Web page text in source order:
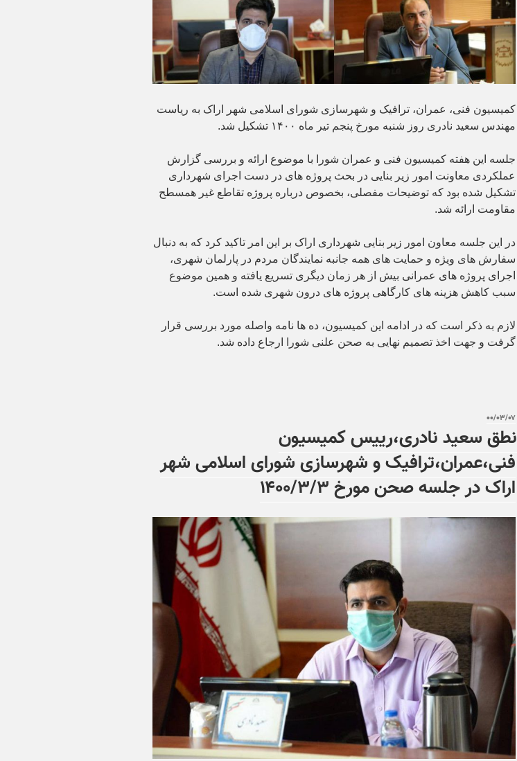
کمیسیون فنی، عمران، ترافیک و شهرسازی شورای اسلامی شهر اراک به ریاست
مهندس سعید نادری روز شنبه مورخ پنجم تیر ماه ۱۴۰۰ تشکیل شد.
جلسه این هفته کمیسیون فنی و عمران شورا با موضوع ارائه و بررسی گزارش
عملکردی معاونت امور زیر بنایی در بحث پروژه های در دست اجرای شهرداری
تشکیل شده بود که توضیحات مفصلی، بخصوص درباره پروژه تقاطع غیر همسطح
مقاومت ارائه شد.
در این جلسه معاون امور زیر بنایی شهرداری اراک بر این امر تاکید کرد که به دنبال
سفارش های ویژه و حمایت های همه جانبه نمایندگان مردم در پارلمان شهری،
اجرای پروژه های عمرانی بیش از هر زمان دیگری تسریع یافته و همین موضوع
سبب کاهش هزینه های کارگاهی پروژه های درون شهری شده است.
لازم به ذکر است که در ادامه این کمیسیون، ده ها نامه واصله مورد بررسی قرار
گرفت و جهت اخذ تصمیم نهایی به صحن علنی شورا ارجاع داده شد.
۰۰/۰۳/۰۷
نطق سعید نادری،رییس کمیسیون
فنی،عمران،ترافیک و شهرسازی شورای اسلامی شهر
اراک در جلسه صحن مورخ ۱۴۰۰/۳/۳